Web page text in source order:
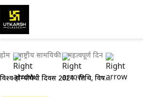
होम राष्ट्रीय सामयिकी महत्वपूर्ण दिन
विश्व होम्योपैथी दिवस 2024 : तिथि, विषय, इतिहास और कार्यक्रम